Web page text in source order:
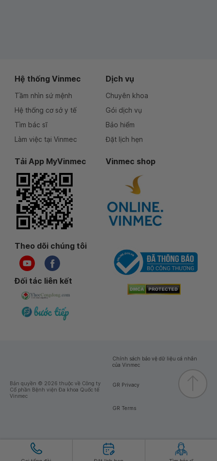
Hệ thống Vinmec
Tầm nhìn sứ mệnh
Hệ thống cơ sở y tế
Tìm bác sĩ
Làm việc tại Vinmec
Dịch vụ
Chuyên khoa
Gói dịch vụ
Bảo hiểm
Đặt lịch hẹn
Tải App MyVinmec Vinmec shop
Theo dõi chúng tôi
Đối tác liên kết
Bản quyền © 2026 thuộc về Công ty
Cổ phần Bệnh viện Đa khoa Quốc tế
Vinmec
Chính sách bảo vệ dữ liệu cá nhân
của Vinmec
GR Privacy
GR Terms